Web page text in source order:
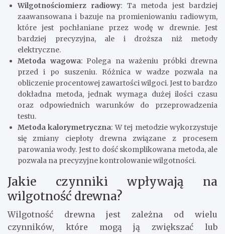
Wilgotnościomierz radiowy: Ta metoda jest bardziej
zaawansowana i bazuje na promieniowaniu radiowym,
które jest pochłaniane przez wodę w drewnie. Jest
bardziej precyzyjna, ale i droższa niż metody
elektryczne.
Metoda wagowa: Polega na ważeniu próbki drewna
przed i po suszeniu. Różnica w wadze pozwala na
obliczenie procentowej zawartości wilgoci. Jest to bardzo
dokładna metoda, jednak wymaga dużej ilości czasu
oraz odpowiednich warunków do przeprowadzenia
testu.
Metoda kalorymetryczna: W tej metodzie wykorzystuje
się zmiany ciepłoty drewna związane z procesem
parowania wody. Jest to dość skomplikowana metoda, ale
pozwala na precyzyjne kontrolowanie wilgotności.
Jakie czynniki wpływają na
wilgotność drewna?
Wilgotność drewna jest zależna od wielu
czynników, które mogą ją zwiększać lub